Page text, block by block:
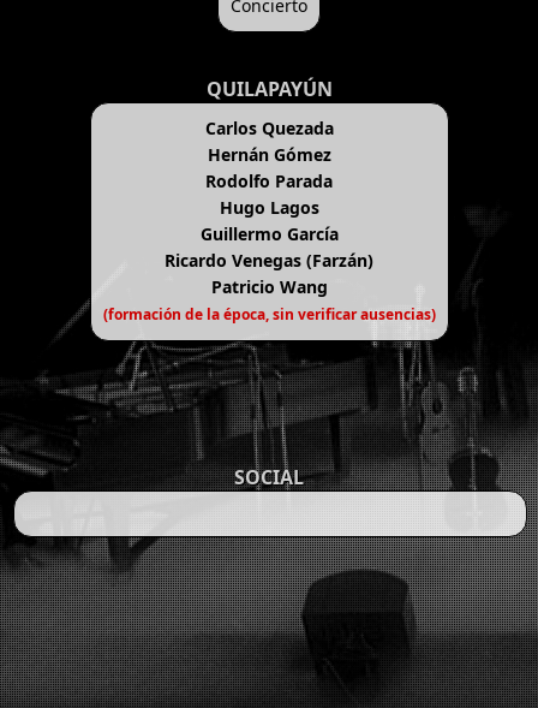
Concierto
QUILAPAYÚN
Carlos Quezada
Hernán Gómez
Rodolfo Parada
Hugo Lagos
Guillermo García
Ricardo Venegas (Farzán)
Patricio Wang
(formación de la época, sin verificar ausencias)
SOCIAL